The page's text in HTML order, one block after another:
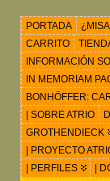
PORTADA
CARRITO
INFORMACIÓN
IN MEMORIAM
BONHÖFFER:
| SOBRE ATRIO
GROTHENDIECK
| PROYECTO
| PERFILES
|